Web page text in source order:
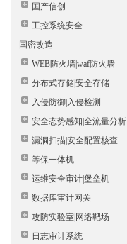
国产信创
工控系统安全
国密改造
WEB防火墙|waf防火墙
分布式存储|安全存储
入侵防御|入侵检测
安全态势感知|全流量分析
漏洞扫描|安全配置核查
等保一体机
运维安全审计|堡垒机
数据库审计网关
攻防实验室|网络靶场
日志审计系统